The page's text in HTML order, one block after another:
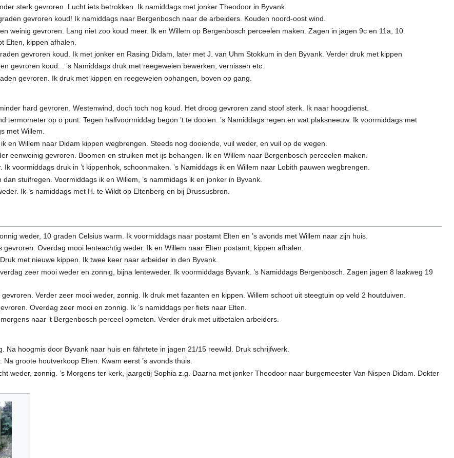
sterk gevroren. Lucht iets betrokken. Ik namiddags met jonker Theodoor in Byvank
gevroren koud! Ik namiddags naar Bergenbosch naar de arbeiders. Kouden noord-oost wind.
weinig gevroren. Lang niet zoo koud meer. Ik en Willem op Bergenbosch perceelen maken. Zagen in jagen 9c en 11a, 10
Elten, kippen afhalen.
gevroren koud. Ik met jonker en Rasing Didam, later met J. van Uhm Stokkum in den Byvank. Verder druk met kippen
gevroren koud. . ’s Namiddags druk met reegeweien bewerken, vernissen etc.
gevroren. Ik druk met kippen en reegeweien ophangen, boven op gang.
hard gevroren. Westenwind, doch toch nog koud. Het droog gevroren zand stoof sterk. Ik naar hoogdienst.
termometer op o punt. Tegen halfvoormiddag begon ’t te dooien. ’s Namiddags regen en wat plaksneeuw. Ik voormiddags met
met Willem.
en Willem naar Didam kippen wegbrengen. Steeds nog dooiende, vuil weder, en vuil op de wegen.
eenweinig gevroren. Boomen en struiken met ijs behangen. Ik en Willem naar Bergenbosch perceelen maken.
voormiddags druk in ’t kippenhok, schoonmaken. ’s Namiddags ik en Willem naar Lobith pauwen wegbrengen.
stuifregen. Voormiddags ik en Willem, ’s nammidags ik en jonker in Byvank.
Ik ’s namiddags met H. te Wildt op Eltenberg en bij Drussusbron.
weder, 10 graden Celsius warm. Ik voormiddags naar postamt Elten en ’s avonds met Willem naar zijn huis.
Overdag mooi lenteachtig weder. Ik en Willem naar Elten postamt, kippen afhalen.
met nieuwe kippen. Ik twee keer naar arbeider in den Byvank.
zeer mooi weder en zonnig, bijna lenteweder. Ik voormiddags Byvank. ’s Namiddags Bergenbosch. Zagen jagen 8 laakweg 19
Verder zeer mooi weder, zonnig. Ik druk met fazanten en kippen. Willem schoot uit steegtuin op veld 2 houtduiven.
Overdag zeer mooi en zonnig. Ik ’s namiddags per fiets naar Elten.
naar ’t Bergenbosch perceel opmeten. Verder druk met uitbetalen arbeiders.
Na hoogmis door Byvank naar huis en fährtete in jagen 21/15 reewild. Druk schrijfwerk.
groote houtverkoop Elten. Kwam eerst ’s avonds thuis.
weder, zonnig. ’s Morgens ter kerk, jaargetij Sophia z.g. Daarna met jonker Theodoor naar burgemeester Van Nispen Didam. Dokter